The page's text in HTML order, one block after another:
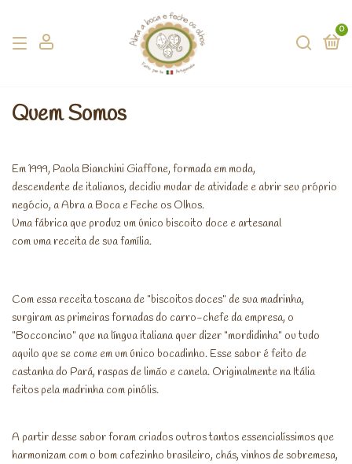
0
Quem Somos
Em 1999, Paola Bianchini Giaffone, formada em moda,
descendente de italianos, decidiu mudar de atividade e abrir seu próprio
negócio, a Abra a Boca e Feche os Olhos.
Uma fábrica que produz um único biscoito doce e artesanal
com uma receita de sua família.
Com essa receita toscana de "biscoitos doces" de sua madrinha,
surgiram as primeiras fornadas do carro-chefe da empresa, o
"Bocconcino" que na língua italiana quer dizer "mordidinha" ou tudo
aquilo que se come em um único bocadinho. Esse sabor é feito de
castanha do Pará, raspas de limão e canela. Originalmente na Itália
feitos pela madrinha com pinólis.
A partir desse sabor foram criados outros tantos essencialíssimos que
harmonizam com o bom cafezinho brasileiro, chás, vinhos de sobremesa,